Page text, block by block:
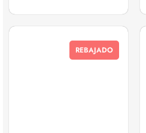
REBAJADO